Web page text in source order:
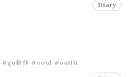
Diary
#gu新作 #ootd #outfit